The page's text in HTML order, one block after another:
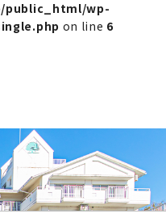
public_html/wp-
on line 6